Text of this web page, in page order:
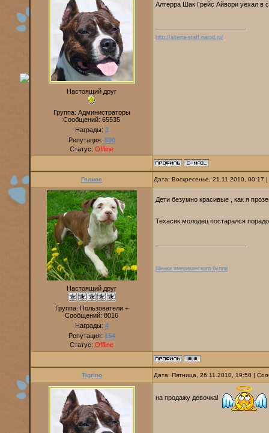
Настоящий друг
Группа: Администраторы
Сообщений: 65535
Награды: 3
Репутация: 890
Статус: Offline
Алтерра Шак Грейс Айвори уехал
http://alterra-staff.narod.ru/
Гелиос Дата: Воскресенье, 21.11.2010,
Настоящий друг
Группа: Пользователи +
Сообщений: 8016
Награды: 4
Репутация: 154
Статус: Offline
Дети безумно красивые , как я
Техасик молодец постарался
Щенки американского булли
Tigrino Дата: Пятница, 26.11.2010, 19:50 |
на продажу девочка!